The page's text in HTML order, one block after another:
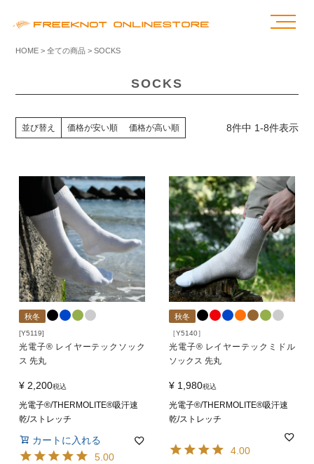
HOME 全ての商品 SOCKS
SOCKS
並び替え 価格が安い順 価格が高い順 8件中 1-8件表示
秋冬
[Y5119]
光電子® レイヤーテックソック
ス 先丸
¥ 2,200税込
光電子®/THERMOLITE®吸汗速
乾/ストレッチ
カートに入れる
5.00
秋冬
［Y5140］
光電子® レイヤーテックミドル
ソックス 先丸
¥ 1,980税込
光電子®/THERMOLITE®吸汗速
乾/ストレッチ
4.00